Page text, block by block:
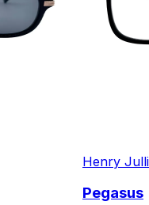
Henry
Pegasus